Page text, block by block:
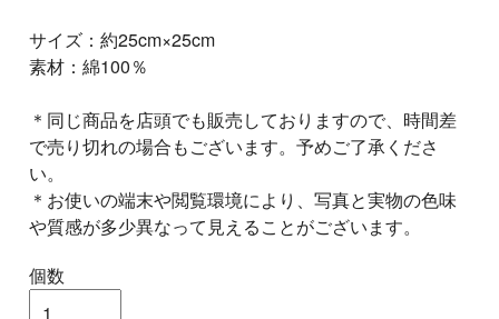
サイズ：約25cm×25cm
素材：綿100％
＊同じ商品を店頭でも販売しておりますので、時間差
で売り切れの場合もございます。予めご了承くださ
い。
＊お使いの端末や閲覧環境により、写真と実物の色味
や質感が多少異なって見えることがございます。
個数